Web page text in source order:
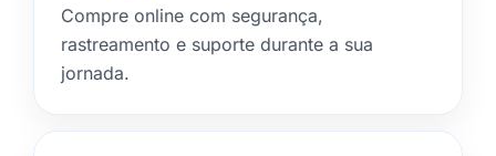
Compre online com segurança,
rastreamento e suporte durante a sua
jornada.